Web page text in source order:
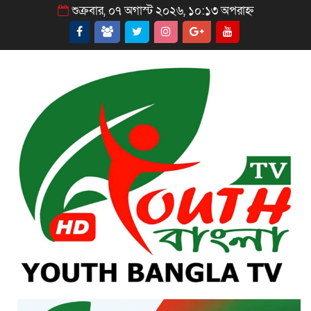
শুক্রবার, ০৭ অগাস্ট ২০২৬, ১০:১৩ অপরাহ্ন